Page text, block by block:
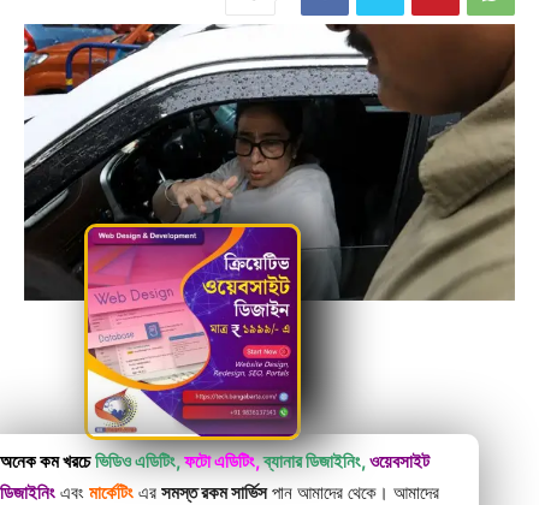
অনেক কম খরচে ভিডিও এডিটিং,ফটো এডিটিং,ব্যানার ডিজাইনিং,ওয়েবসাইট
ডিজাইনিং এবং মার্কেটিং এর সমস্ত রকম সার্ভিসপান আমাদের থেকে। আমাদের